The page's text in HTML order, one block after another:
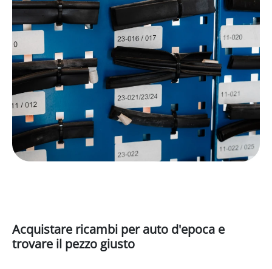
Acquistare ricambi per auto d'epoca e
trovare il pezzo giusto